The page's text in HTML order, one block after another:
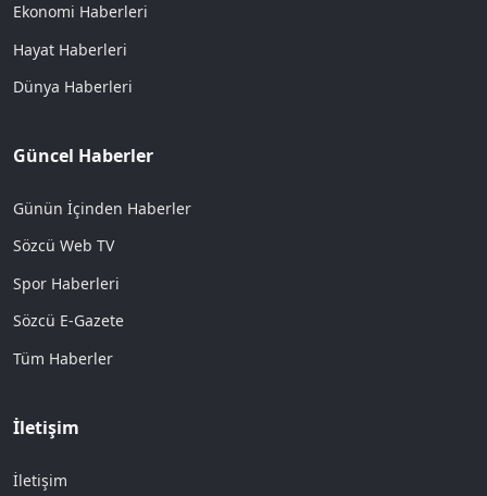
Ekonomi Haberleri
Hayat Haberleri
Dünya Haberleri
Güncel Haberler
Günün İçinden Haberler
Sözcü Web TV
Spor Haberleri
Sözcü E-Gazete
Tüm Haberler
İletişim
İletişim